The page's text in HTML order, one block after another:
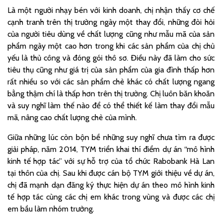
Là một người nhạy bén với kinh doanh, chị nhận thấy cơ chế
cạnh tranh trên thị trường ngày một thay đổi, những đòi hỏi
của người tiêu dùng về chất lượng cũng như mẫu mã của sản
phẩm ngày một cao hơn trong khi các sản phẩm của chị chủ
yếu là thủ công và đóng gói thô sơ. Điều này đã làm cho sức
tiêu thụ cũng như giá trị của sản phẩm của gia đình thấp hơn
rất nhiều so với các sản phẩm chè khác có chất lượng ngang
bằng thậm chí là thấp hơn trên thị trường. Chị luôn băn khoăn
và suy nghĩ làm thế nào để có thể thiết kế làm thay đổi mẫu
mã, nâng cao chất lượng chè của mình.
Giữa những lúc còn bộn bề những suy nghĩ chưa tìm ra được
giải pháp, năm 2014, TYM triển khai thí điểm dự án “mô hình
kinh tế hợp tác” với sự hỗ trợ của tổ chức Rabobank Hà Lan
tại thôn của chị. Sau khi được cán bộ TYM giới thiệu về dự án,
chị đã mạnh dạn đăng ký thực hiện dự án theo mô hình kinh
tế hợp tác cùng các chị em khác trong vùng và được các chị
em bầu làm nhóm trưởng.